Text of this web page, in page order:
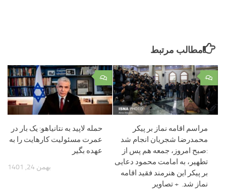
مطالب مرتبط
۰
حمله لاپید به نتانیاهو: یک بار در
عمرت مسئولیت کارهایت را به
عهده بگیر
بهمن 24, 1401
۰
مراسم اقامه نماز بر پیکر
محمدرضا شجریان انجام شد
:صبح امروز، جمعه هم پس از
تطهیر، به امامت محمود دعایی
بر پیکر این هنرمند فقید اقامه
نماز شد. + تصاویر